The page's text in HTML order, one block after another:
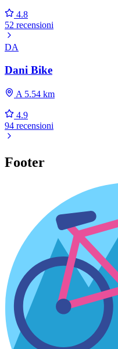
4.8
52 recensioni
DA
Dani Bike
A 5.54 km
4.9
94 recensioni
Footer